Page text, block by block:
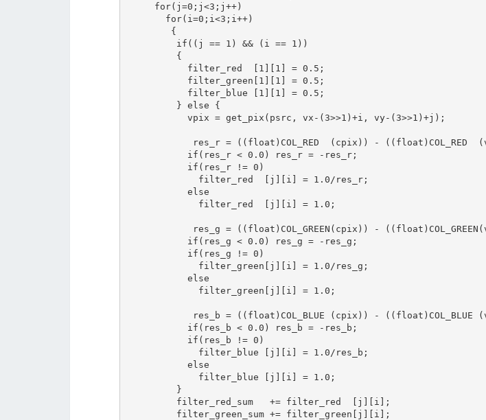
for(j=0;j<3;j++)
for(i=0;i<3;i++)
{
if((j == 1) && (i == 1))
{
filter_red  [1][1] = 0.5;
filter_green[1][1] = 0.5;
filter_blue [1][1] = 0.5;
} else {
vpix = get_pix(psrc, vx-(3>>1)+i, vy-(3>>1)+j);
res_r = ((float)COL_RED  (cpix)) - ((float)COL_RED
if(res_r < 0.0) res_r = -res_r;
if(res_r != 0)
filter_red  [j][i] = 1.0/res_r;
else
filter_red  [j][i] = 1.0;
res_g = ((float)COL_GREEN(cpix)) -
if(res_g < 0.0) res_g = -res_g;
if(res_g != 0)
filter_green[j][i] = 1.0/res_g;
else
filter_green[j][i] = 1.0;
res_b = ((float)COL_BLUE (cpix)) - ((float)COL_BLUE
if(res_b < 0.0) res_b = -res_b;
if(res_b != 0)
filter_blue [j][i] = 1.0/res_b;
else
filter_blue [j][i] = 1.0;
}
filter_red_sum   += filter_red  [j][i];
filter_green_sum += filter_green[j][i];